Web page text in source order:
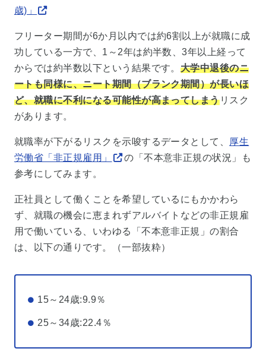
歳)」
フリーター期間が6か月以内では約6割以上が就職に成
功している一方で、1～2年は約半数、3年以上経って
からでは約半数以下という結果です。 大学中退後のニ
ートも同様に、ニート期間（ブランク期間）が長いほ
ど、就職に不利になる可能性が高まってしまうリスク
があります。
就職率が下がるリスクを示唆するデータとして、 厚生
労働省「非正規雇用」
の「不本意非正規の状況」も
参考にしてみます。
正社員として働くことを希望しているにもかかわら
ず、就職の機会に恵まれずアルバイトなどの非正規雇
用で働いている、いわゆる「不本意非正規」の割合
は、以下の通りです。（一部抜粋）
15～24歳:9.9％
25～34歳:22.4％